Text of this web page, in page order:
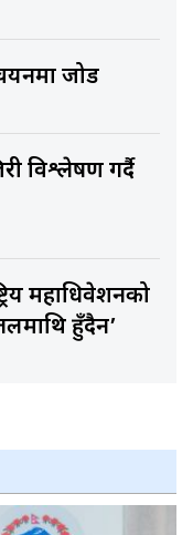
जोड
विश्लेषण गर्दै
महाधिवेशनको
हुँदैन’